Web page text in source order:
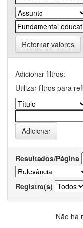
Retornar valores
Adicionar filtros:
Utilizar filtros para
Resultados/Página
Registro(s)
Não há